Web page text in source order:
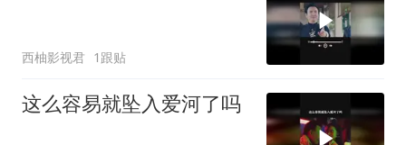
西柚影视君 1跟贴
这么容易就坠入爱河了吗